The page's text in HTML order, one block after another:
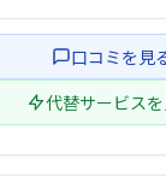
クトも簡単に管理
口コミを見
代替サービス